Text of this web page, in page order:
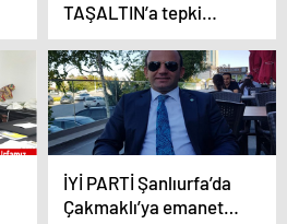
TAŞALTIN’a tepki…
İYİ PARTİ Şanlıurfa’da
Çakmaklı’ya emanet…